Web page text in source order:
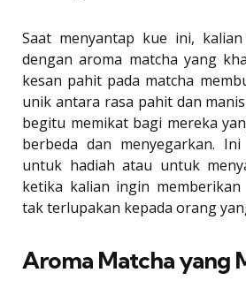
Saat menyantap kue ini,
dengan aroma matcha yang
kesan pahit pada matcha
unik antara rasa pahit dan
begitu memikat bagi mereka
berbeda dan menyegarkan.
untuk hadiah atau untuk
ketika kalian ingin
tak terlupakan kepada orang
Aroma Matcha yang